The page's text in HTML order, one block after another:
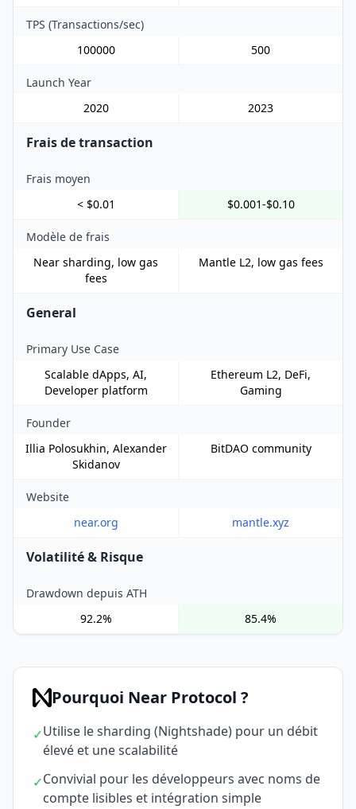
TPS (Transactions/sec)
100000
500
Launch Year
2020
2023
Frais de transaction
Frais moyen
< $0.01
$0.001-$0.10
Modèle de frais
Near sharding, low gas
fees
Mantle L2, low gas fees
General
Primary Use Case
Scalable dApps, AI,
Developer platform
Ethereum L2, DeFi,
Gaming
Founder
Illia Polosukhin, Alexander
Skidanov
BitDAO community
Website
near.org
mantle.xyz
Volatilité & Risque
Drawdown depuis ATH
92.2%
85.4%
Pourquoi Near Protocol ?
✓Utilise le sharding (Nightshade) pour un débit
élevé et une scalabilité
✓Convivial pour les développeurs avec noms de
compte lisibles et intégration simple